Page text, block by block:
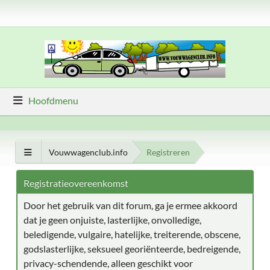
Hoofdmenu
Vouwwagenclub.info Registreren
Registratieovereenkomst
Door het gebruik van dit forum, ga je ermee akkoord
dat je geen onjuiste, lasterlijke, onvolledige,
beledigende, vulgaire, hatelijke, treiterende, obscene,
godslasterlijke, seksueel georiënteerde, bedreigende,
privacy-schendende, alleen geschikt voor